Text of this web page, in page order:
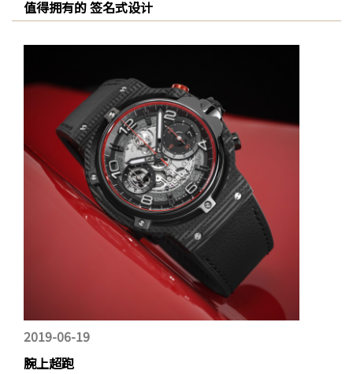
值得拥有的 签名式设计
2019-06-19
腕上超跑